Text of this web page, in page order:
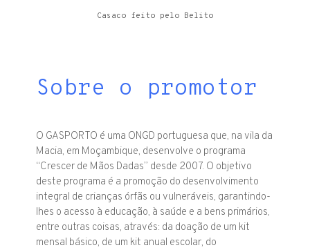
Casaco feito pelo Belito
Sobre o promotor
O GASPORTO é uma ONGD portuguesa que, na vila da
Macia, em Moçambique, desenvolve o programa
“Crescer de Mãos Dadas” desde 2007. O objetivo
deste programa é a promoção do desenvolvimento
integral de crianças órfãs ou vulneráveis, garantindo-
lhes o acesso à educação, à saúde e a bens primários,
entre outras coisas, através: da doação de um kit
mensal básico, de um kit anual escolar, do